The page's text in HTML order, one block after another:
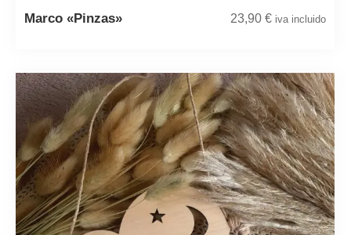
Marco «Pinzas» 23,90 € iva incluido